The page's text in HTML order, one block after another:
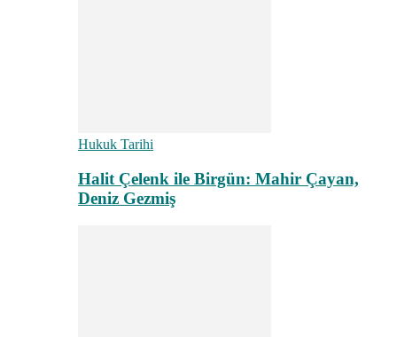
Hukuk Tarihi
Halit Çelenk ile Birgün: Mahir Çayan,
Deniz Gezmiş